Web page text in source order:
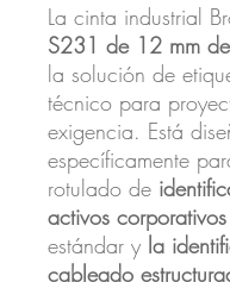
La cinta industrial
S231 de 12 mm
la solución de
técnico para
exigencia. Está
específicamente
rotulado de
activos corporativos
estándar y la
cableado